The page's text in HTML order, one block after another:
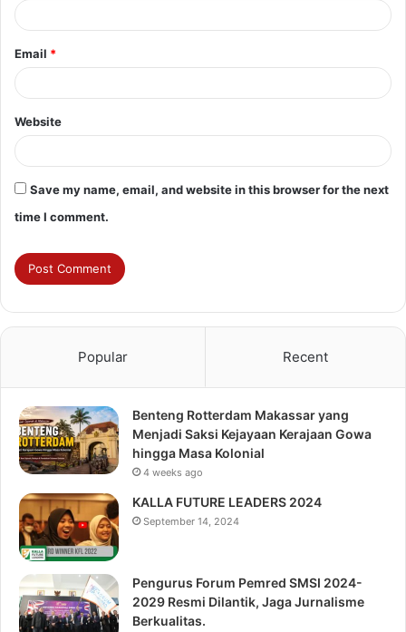
Email *
Website
Save my name, email, and website in this browser for the next
time I comment.
Popular Recent
Benteng Rotterdam Makassar yang
Menjadi Saksi Kejayaan Kerajaan Gowa
hingga Masa Kolonial
4 weeks ago
KALLA FUTURE LEADERS 2024
September 14, 2024
Pengurus Forum Pemred SMSI 2024-
2029 Resmi Dilantik, Jaga Jurnalisme
Berkualitas.